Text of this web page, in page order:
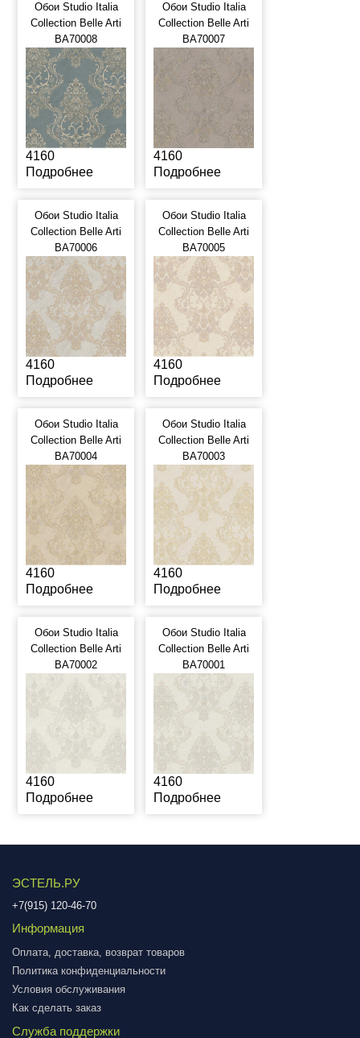
Обои Studio Italia
Collection Belle Arti
BA70008
4160
Подробнее
Обои Studio Italia
Collection Belle Arti
BA70007
4160
Подробнее
Обои Studio Italia
Collection Belle Arti
BA70006
4160
Подробнее
Обои Studio Italia
Collection Belle Arti
BA70005
4160
Подробнее
Обои Studio Italia
Collection Belle Arti
BA70004
4160
Подробнее
Обои Studio Italia
Collection Belle Arti
BA70003
4160
Подробнее
Обои Studio Italia
Collection Belle Arti
BA70002
4160
Подробнее
Обои Studio Italia
Collection Belle Arti
BA70001
4160
Подробнее
ЭСТЕЛЬ.РУ
+7(915) 120-46-70
Информация
Оплата, доставка, возврат товаров
Политика конфиденциальности
Условия обслуживания
Как сделать заказ
Служба поддержки